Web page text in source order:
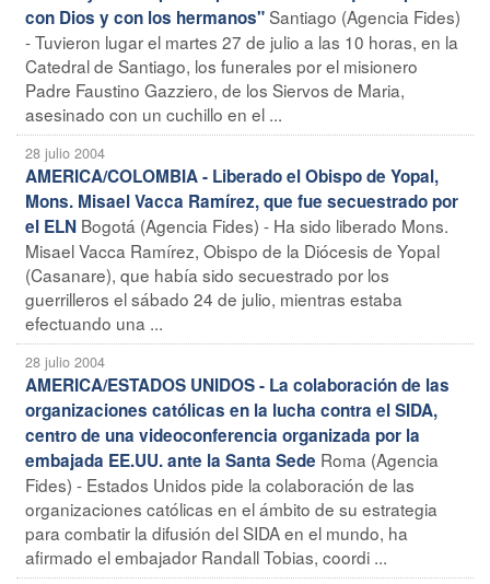
con Dios y con los hermanos"Santiago (Agencia Fides)
- Tuvieron lugar el martes 27 de julio a las 10 horas, en la
Catedral de Santiago, los funerales por el misionero
Padre Faustino Gazziero, de los Siervos de Maria,
asesinado con un cuchillo en el ...
28 julio 2004
AMERICA/COLOMBIA - Liberado el Obispo de Yopal,
Mons. Misael Vacca Ramírez, que fue secuestrado por
el ELN Bogotá (Agencia Fides) - Ha sido liberado Mons.
Misael Vacca Ramírez, Obispo de la Diócesis de Yopal
(Casanare), que había sido secuestrado por los
guerrilleros el sábado 24 de julio, mientras estaba
efectuando una ...
28 julio 2004
AMERICA/ESTADOS UNIDOS - La colaboración de las
organizaciones católicas en la lucha contra el SIDA,
centro de una videoconferencia organizada por la
embajada EE.UU. ante la Santa Sede Roma (Agencia
Fides) - Estados Unidos pide la colaboración de las
organizaciones católicas en el ámbito de su estrategia
para combatir la difusión del SIDA en el mundo, ha
afirmado el embajador Randall Tobias, coordi ...